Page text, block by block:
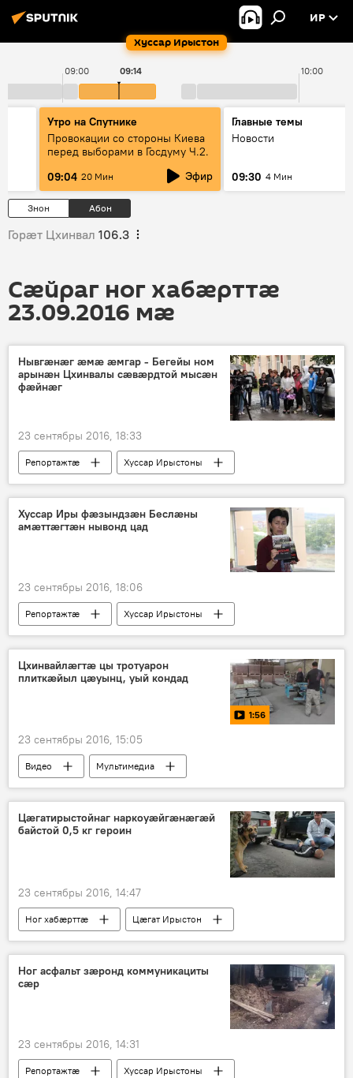
Хуссар Ирыстон
ИР
09:00 10:00
09:14
Утро на Спутнике
Провокации со стороны Киева
перед выборами в Госдуму Ч.2.
09:04 20 Мин Эфир
Главные темы
Новости
09:30 4 Мин
Знон Абон
Горӕт Цхинвал 106.3
Сӕйраг ног хабӕрттӕ
23.09.2016 мӕ
Нывгӕнӕг ӕмӕ ӕмгар - Бегейы ном
арынӕн Цхинвалы сӕвӕрдтой мысӕн
фӕйнӕг
23 сентябры 2016, 18:33
Репортажтӕ Хуссар Ирыстоны
Хуссар Иры фæзындзæн Беслæны
амæттæгтæн нывонд цад
23 сентябры 2016, 18:06
Репортажтӕ Хуссар Ирыстоны
Цхинвайлӕгтӕ цы тротуарон
плиткӕйыл цӕуынц, уый кондад
1:56
23 сентябры 2016, 15:05
Видео Мультимедиа
Цӕгатирыстойнаг наркоуӕйгӕнӕгӕй
байстой 0,5 кг героин
23 сентябры 2016, 14:47
Ног хабӕрттӕ Цӕгат Ирыстон
Ног асфальт зӕронд коммуникациты
сӕр
23 сентябры 2016, 14:31
Репортажтӕ Хуссар Ирыстоны